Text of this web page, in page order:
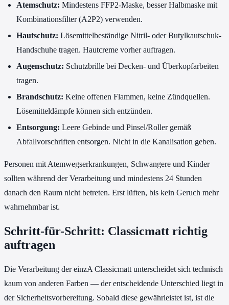
Atemschutz: Mindestens FFP2-Maske, besser Halbmaske mit
Kombinationsfilter (A2P2) verwenden.
Hautschutz: Lösemittelbeständige Nitril- oder Butylkautschuk-
Handschuhe tragen. Hautcreme vorher auftragen.
Augenschutz: Schutzbrille bei Decken- und Überkopfarbeiten
tragen.
Brandschutz: Keine offenen Flammen, keine Zündquellen.
Lösemitteldämpfe können sich entzünden.
Entsorgung: Leere Gebinde und Pinsel/Roller gemäß
Abfallvorschriften entsorgen. Nicht in die Kanalisation geben.
Personen mit Atemwegserkrankungen, Schwangere und Kinder
sollten während der Verarbeitung und mindestens 24 Stunden
danach den Raum nicht betreten. Erst lüften, bis kein Geruch mehr
wahrnehmbar ist.
Schritt-für-Schritt: Classicmatt richtig
auftragen
Die Verarbeitung der einzA Classicmatt unterscheidet sich technisch
kaum von anderen Farben — der entscheidende Unterschied liegt in
der Sicherheitsvorbereitung. Sobald diese gewährleistet ist, ist die